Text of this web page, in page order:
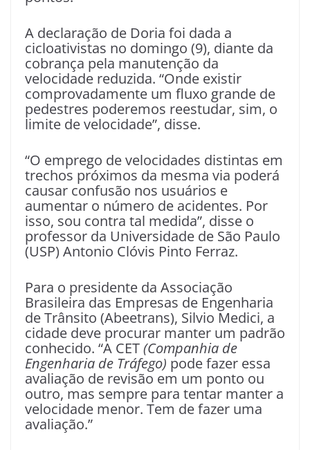
A declaração de Doria foi dada a
cicloativistas no domingo (9), diante da
cobrança pela manutenção da
velocidade reduzida. “Onde existir
comprovadamente um fluxo grande de
pedestres poderemos reestudar, sim, o
limite de velocidade”, disse.
“O emprego de velocidades distintas em
trechos próximos da mesma via poderá
causar confusão nos usuários e
aumentar o número de acidentes. Por
isso, sou contra tal medida”, disse o
professor da Universidade de São Paulo
(USP) Antonio Clóvis Pinto Ferraz.
Para o presidente da Associação
Brasileira das Empresas de Engenharia
de Trânsito (Abeetrans), Silvio Medici, a
cidade deve procurar manter um padrão
conhecido. “A CET(Companhia de
Engenharia de Tráfego) pode fazer essa
avaliação de revisão em um ponto ou
outro, mas sempre para tentar manter a
velocidade menor. Tem de fazer uma
avaliação.”